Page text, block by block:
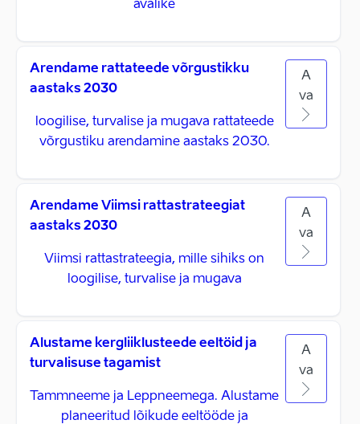
avalike
Arendame rattateede võrgustikku
aastaks 2030
loogilise, turvalise ja mugava rattateede
võrgustiku arendamine aastaks 2030.
A
va
Arendame Viimsi rattastrateegiat
aastaks 2030
Viimsi rattastrateegia, mille sihiks on
loogilise, turvalise ja mugava
A
va
Alustame kergliiklusteede eeltöid ja
turvalisuse tagamist
Tammneeme ja Leppneemega. Alustame
planeeritud lõikude eeltööde ja
A
va